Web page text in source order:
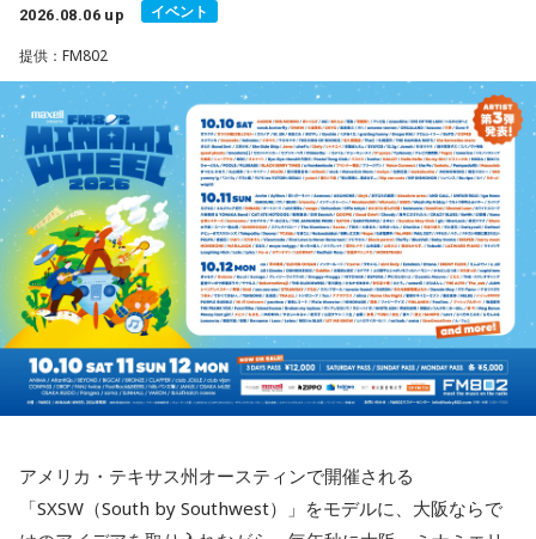
伝説的フュージョンバンド、カシオペアの初期メンバー3人に
よる、かつしかトリオが、4枚目のオリジナルアルバム『SO-
DAYONE !』を10月14日（水）にリリースすることを発表し
ました。近年、海外の若いリスナーを中心に再び注目を集め
ているJ-Fusion。本作は、その王道ともいえる爽快かつパワフ
ルなサウンドへ原点回帰した、かつしかトリオ渾身のニュー
アルバムとなっています。
アルバムタイトルのきっかけとなったのは、あるコンサート
での出来事。演奏後のMCで、メンバーとファンが「やっぱり
J-Fusionは良いよね」という思いを分かち合うなかで生まれた
葉から着想を得た向谷 実を中心に制作が進められ、短期間で
アルバムの骨格が作り上げられていきました。
2026.08.06 up イベント
提供：FM802
アメリカ・テキサス州オースティンで開催される
「SXSW（South by Southwest）」をモデルに、大阪ならで